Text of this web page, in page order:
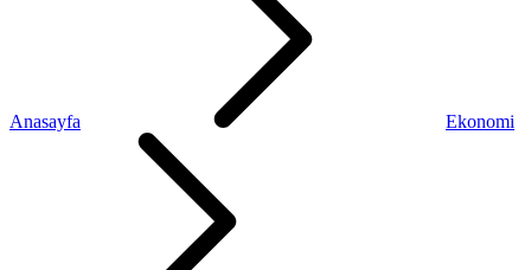
Anasayfa Ekonomi